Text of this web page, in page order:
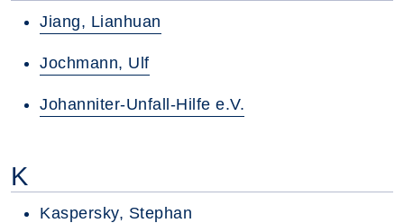
Jiang, Lianhuan
Jochmann, Ulf
Johanniter-Unfall-Hilfe e.V.
K
Kaspersky, Stephan